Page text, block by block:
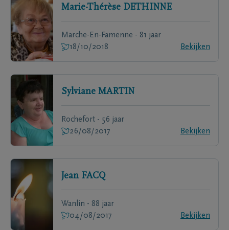
Marie-Thérèse DETHINNE
Marche-En-Famenne - 81 jaar
18/10/2018
Bekijken
Sylviane MARTIN
Rochefort - 56 jaar
26/08/2017
Bekijken
Jean FACQ
Wanlin - 88 jaar
04/08/2017
Bekijken